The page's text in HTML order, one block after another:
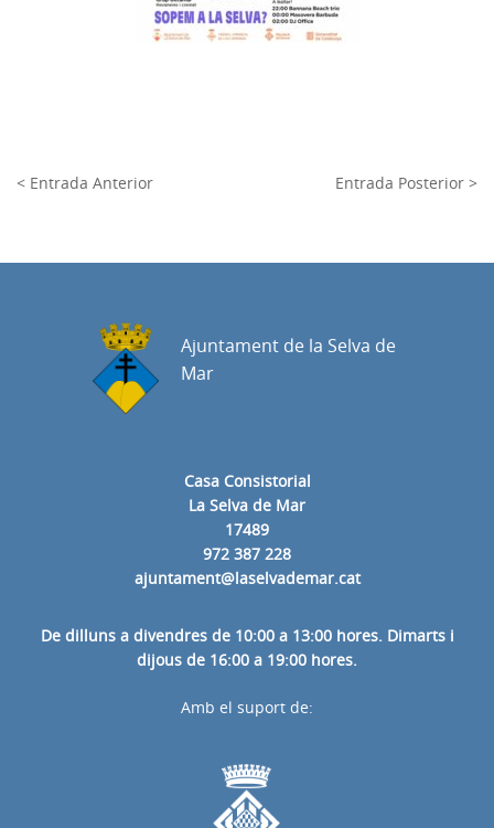
< Entrada Anterior Entrada Posterior >
Casa Consistorial
La Selva de Mar
17489
972 387 228
ajuntament@laselvademar.cat
De dilluns a divendres de 10:00 a 13:00 hores. Dimarts i
dijous de 16:00 a 19:00 hores.
Ajuntament de la Selva de
Mar
Amb el suport de: